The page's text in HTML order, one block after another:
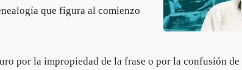
que figura al comienzo
por la impropiedad de la frase o por la confusión de